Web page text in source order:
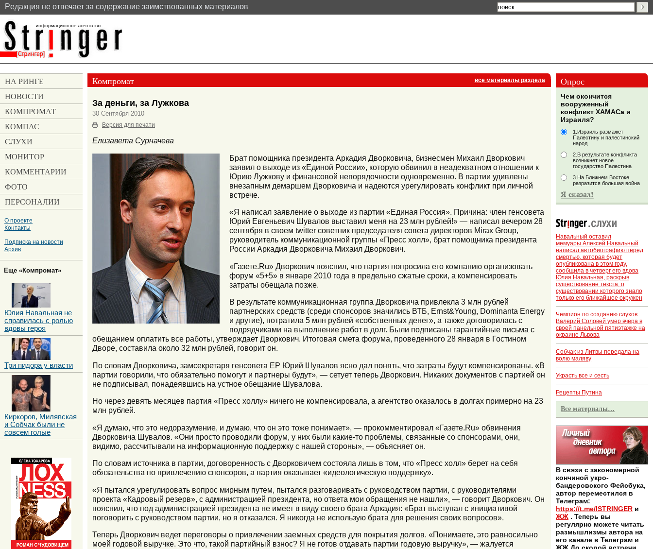
Pедакция не отвечает за содержание заимствованных материалов
Компромат все материалы раздела
За деньги, за Лужкова
30 Сентября 2010
Версия для печати
Елизавета Сурначева
Брат помощника президента Аркадия Дворковича, бизнесмен Михаил Дворкович
заявил о выходе из «Единой России», которую обвинил в неадекватном отношении к
Юрию Лужкову и финансовой непорядочности одновременно. В партии удивлены
внезапным демаршем Дворковича и надеются урегулировать конфликт при личной
встрече.
«Я написал заявление о выходе из партии «Единая Россия». Причина: член генсовета
Юрий Евгеньевич Шувалов выставил меня на 23 млн рублей!» — написал вечером 28
сентября в своем twitter советник председателя совета директоров Mirax Group,
руководитель коммуникационной группы «Пресс холл», брат помощника президента
России Аркадия Дворковича Михаил Дворкович.
«Газете.Ru» Дворкович пояснил, что партия попросила его компанию организовать
форум «5+5» в январе 2010 года в предельно сжатые сроки, а компенсировать
затраты обещала позже.
В результате коммуникационная группа Дворковича привлекла 3 млн рублей
партнерских средств (среди спонсоров значились ВТБ, Ernst&Young, Dominanta Energy
и другие), потратила 5 млн рублей «собственных денег», а также договорилась с
подрядчиками на выполнение работ в долг. Были подписаны гарантийные письма с
обещанием оплатить все работы, утверждает Дворкович. Итоговая смета форума, проведенного 28 января в Гостином
Дворе, составила около 32 млн рублей, говорит он.
По словам Дворковича, замсекретаря генсовета ЕР Юрий Шувалов ясно дал понять, что затраты будут компенсированы. «В
партии говорили, что обязательно помогут и партнеры будут», — сетует теперь Дворкович. Никаких документов с партией он
не подписывал, понадеявшись на устное обещание Шувалова.
Но через девять месяцев партия «Пресс холлу» ничего не компенсировала, а агентство оказалось в долгах примерно на 23
млн рублей.
«Я думаю, что это недоразумение, и думаю, что он это тоже понимает», — прокомментировал «Газете.Ru» обвинения
Дворковича Шувалов. «Они просто проводили форум, у них были какие-то проблемы, связанные со спонсорами, они,
видимо, рассчитывали на информационную поддержку с нашей стороны», — объясняет он.
По словам источника в партии, договоренность с Дворковичем состояла лишь в том, что «Пресс холл» берет на себя
обязательства по привлечению спонсоров, а партия оказывает «идеологическую поддержку».
«Я пытался урегулировать вопрос мирным путем, пытался разговаривать с руководством партии, с руководителями
проекта «Кадровый резерв», с администрацией президента, но ответа мои обращения не нашли», — говорит Дворкович. Он
пояснил, что под администрацией президента не имеет в виду своего брата Аркадия: «Брат выступал с инициативой
поговорить с руководством партии, но я отказался. Я никогда не использую брата для решения своих вопросов».
Теперь Дворкович ведет переговоры о привлечении заемных средств для покрытия долгов. «Понимаете, это равносильно
моей годовой выручке. Это что, такой партийный взнос? Я не готов отдавать партии годовую выручку», — жалуется
Опрос
Чем окончится
вооруженный
конфликт ХАМАСа и
Израиля?
1.Израиль размажет
Палестину и палестинский
народ
2.В результате конфликта
возникнет новое
государство Палестина
3.На Ближнем Востоке
разразится большая война
Навальный оставил
мемуары.Алексей Навальный
написал автобиографию перед
смертью, которая будет
опубликована в этом году,
сообщила в четверг его вдова
Юлия Навальная, раскрыв
существование текста, о
существовании которого знало
только его ближайшее окружен
Чемпион по созданию слухов
Валерий Соловей умер вчера в
своей панельной пятиэтажке на
окраине Львова
Собчак из Литвы передала на
волю маляву
Украсть все и сесть
Рецепты Путина
Все материалы…
В связи с закономерной
кончиной укро-
бандеровского Фейсбука,
автор переместился в
Телеграм:
https://t.me/ISTRINGER и
ЖЖ . Теперь вы
регулярно можете читать
размышлизмы автора на
его канале в Телеграм и
НА РИНГЕ
НОВОСТИ
КОМПРОМАТ
КОМПАС
СЛУХИ
МОНИТОР
КОММЕНТАРИИ
ФОТО
ПЕРСОНАЛИИ
О проекте
Контакты
Подписка на новости
Архив
Еще «Компромат»
Юлия Навальная не
справилась с ролью
вдовы героя
Три пидора у власти
Киркоров, Милявская
и Собчак были не
совсем голые